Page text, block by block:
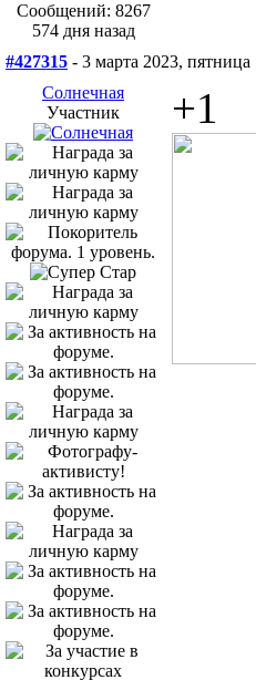
Сообщений: 8267
574 дня назад
#427315 - 3 марта 2023, пятница
Солнечная
Участник
+1